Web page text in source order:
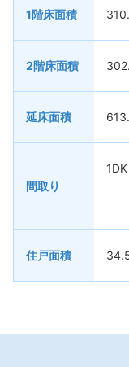
1階床面積
2階床面積
延床面積
間取り
住戸面積